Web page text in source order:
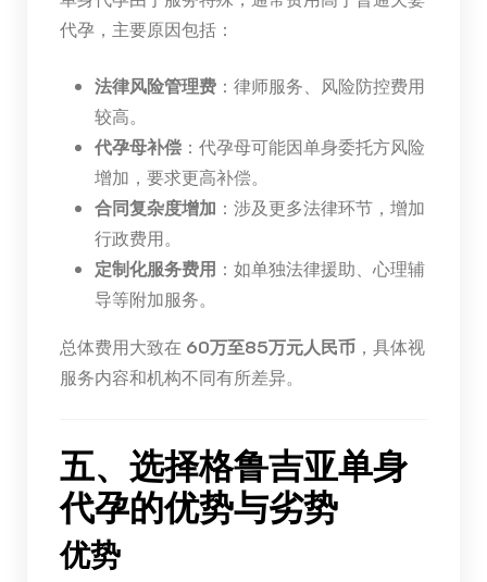
代孕，主要原因包括：
法律风险管理费：律师服务、风险防控费用
较高。
代孕母补偿：代孕母可能因单身委托方风险
增加，要求更高补偿。
合同复杂度增加 ：涉及更多法律环节，增加
行政费用。
定制化服务费用 ：如单独法律援助、心理辅
导等附加服务。
总体费用大致在 60万至85万元人民币，具体视
服务内容和机构不同有所差异。
五、选择格鲁吉亚单身
代孕的优势与劣势
优势